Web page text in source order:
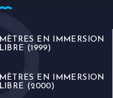
MÈTRES EN IMMERSION
LIBRE (1999)
MÈTRES EN IMMERSION
LIBRE (2000)